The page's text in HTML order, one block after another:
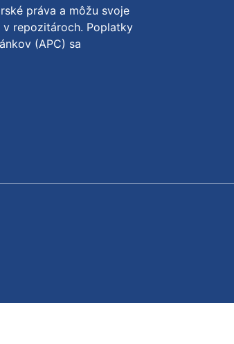
práva a môžu svoje
repozitároch. Poplatky
(APC) sa